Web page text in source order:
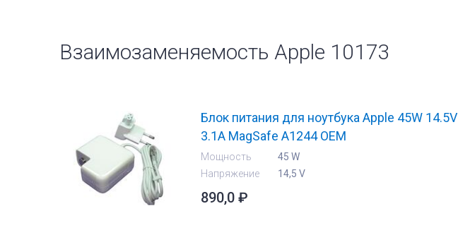
Взаимозаменяемость Apple 10173
Блок питания для ноутбука Apple 45W 14.5V
3.1A MagSafe A1244 OEM
Мощность
45 W
Напряжение
14,5 V
890,0 ₽